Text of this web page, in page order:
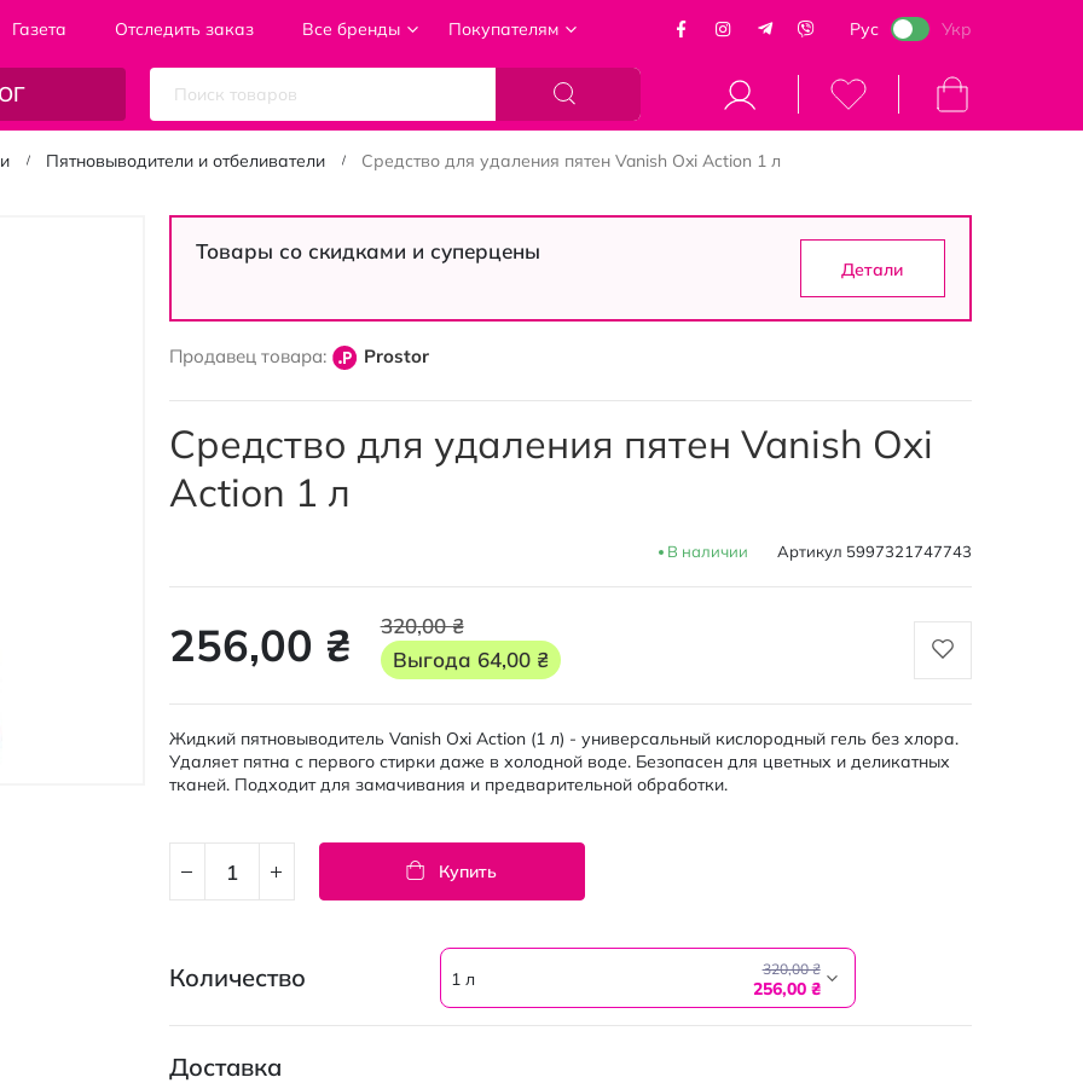
Газета Отследить заказ Все бренды Покупателям Рус Укр
Моя корзина
Пятновыводители и отбеливатели Средство для удаления пятен Vanish Oxi Action 1 л
Товары со скидками и суперцены
Детали
Продавец товара: Prostor
Средство для удаления пятен Vanish Oxi
Action 1 л
В наличии Артикул 5997321747743
256,00 ₴
320,00 ₴
Выгода 64,00 ₴
Жидкий пятновыводитель Vanish Oxi Action (1 л) - универсальный кислородный гель без хлора.
Удаляет пятна с первого стирки даже в холодной воде. Безопасен для цветных и деликатных
тканей. Подходит для замачивания и предварительной обработки.
Количество 1 л 320,00 ₴
256,00 ₴
Купить
Доставка